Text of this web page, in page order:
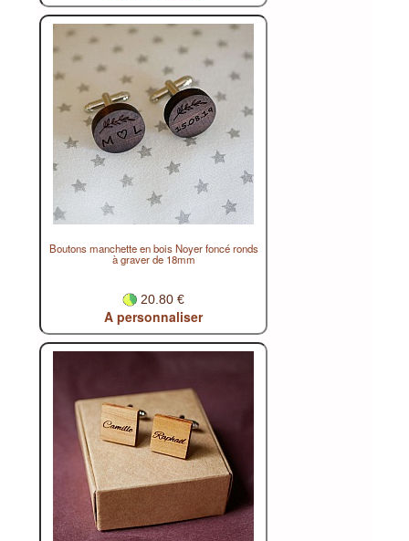
Boutons manchette en bois Noyer foncé ronds
à graver de 18mm
20.80 €
A personnaliser